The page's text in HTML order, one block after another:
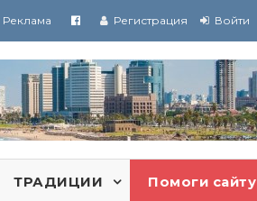
Реклама Регистрация Войти
ТРАДИЦИИ Помоги сайту